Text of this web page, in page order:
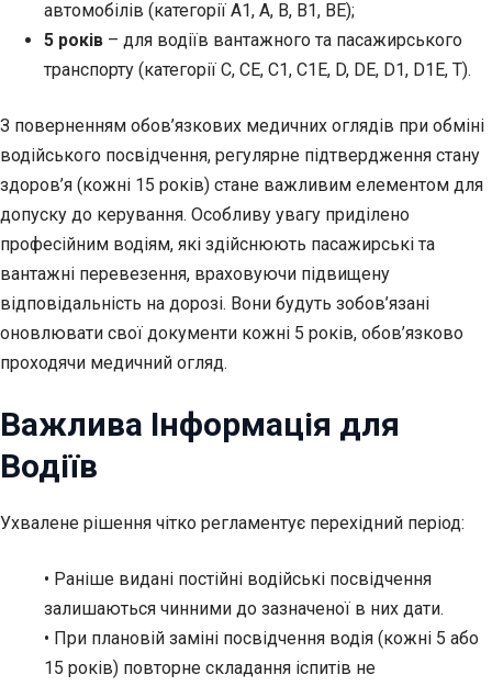
автомобілів (категорії А1, А, В, В1, ВЕ);
5 років – для водіїв вантажного та пасажирського
транспорту (категорії С, СЕ, С1, С1Е, D, DE, D1, D1Е, Т).
З поверненням обов’язкових медичних оглядів при обміні
водійського посвідчення, регулярне підтвердження стану
здоров’я (кожні 15 років) стане важливим елементом для
допуску до керування. Особливу увагу приділено
професійним водіям, які здійснюють пасажирські та
вантажні перевезення, враховуючи підвищену
відповідальність на дорозі. Вони будуть зобов’язані
оновлювати свої документи кожні 5 років, обов’язково
проходячи медичний огляд.
Важлива Інформація для
Водіїв
Ухвалене рішення чітко регламентує перехідний період:
• Раніше видані постійні водійські посвідчення
залишаються чинними до зазначеної в них дати.
• При плановій заміні посвідчення водія (кожні 5 або
15 років) повторне складання іспитів не